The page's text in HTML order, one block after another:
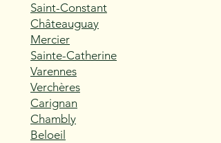
Saint-Constant
Châteauguay
Mercier
Sainte-Catherine
Varennes
Verchères
Carignan
Chambly
Beloeil